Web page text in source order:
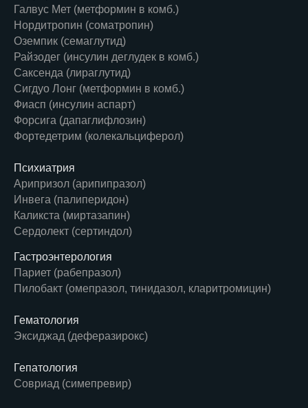
Галвус Мет (метформин в комб.)
Нордитропин (соматропин)
Оземпик (семаглутид)
Райзодег (инсулин деглудек в комб.)
Саксенда (лираглутид)
Сигдуо Лонг (метформин в комб.)
Фиасп (инсулин аспарт)
Форсига (дапаглифлозин)
Фортедетрим (колекальциферол)
Психиатрия
Арипризол (арипипразол)
Инвега (палиперидон)
Каликста (миртазапин)
Сердолект (сертиндол)
Гастроэнтерология
Париет (рабепразол)
Пилобакт (омепразол, тинидазол, кларитромицин)
Гематология
Эксиджад (деферазирокс)
Гепатология
Совриад (симепревир)